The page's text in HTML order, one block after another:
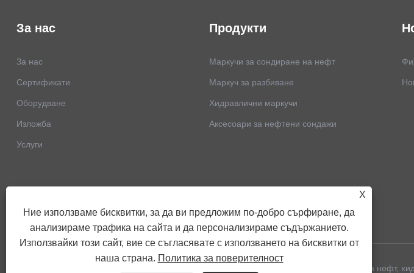
За нас
За нас
Сертификати
Оборудване
Изложба
Услуги
Продукти
Маркучи за сондиране на нефт
Маркуч за разбиване
Хидравлични маркучи
Аксесоари за нефтени сондажи
Copyright © 2023 Shandong Yitai Hydraulic Technology Co., Ltd. - маркучи за сондиране на нефт,
X
Ние използваме бисквитки, за да ви предложим по-добро сърфиране, да
анализираме трафика на сайта и да персонализираме съдържанието.
Използвайки този сайт, вие се съгласявате с използването на бисквитки от
наша страна. Политика за поверителност